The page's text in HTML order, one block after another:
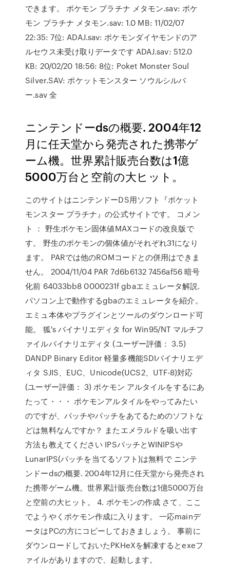
できます。 ポケモン プラチナ メタモン.sav: ポケ
モン プラチナ メタモン.sav: 1.0 MB: 11/02/07
22:35: 7位: ADAJ.sav: ポケモンダイヤモンドのア
ルセウス未受け取りデータです ADAJ.sav: 512.0
KB: 20/02/20 18:56: 8位: Poket Monster Soul
Silver.SAV: ポケットモンスター ソウルシルバ
ー.sav 全
ニンテンドーdsの概要. 2004年12
月に任天堂から発売された携帯ゲ
ーム機。世界累計販売台数は1億
5000万台と空前の大ヒット。
このサイトはニンテンドーDS用ソフト『ポケット
モンスター プラチナ』の公式サイトです。 コメン
ト ： 野生ポケモン固体値MAXコードの改良版で
す。 野生のポケモンの個体値がそれぞれ31になり
ます。 PARでは他のROMコードとの併用はできま
せん。 2004/11/04 PAR 7d6b6132 7456af56 暗号
化前 64033bb8 0000231f gbaエミュレータ解説.
パソコン上で動作するgbaのエミュレータを紹介。
エミュ本体やプラグインとツールのダウンロード可
能。 狐's バイナリエディタ for Win95/NT マルチフ
ァイルバイナリエディタ (ユーザー評価： 3.5)
DANDP Binary Editor 軽量多機能SDIバイナリエデ
ィタ SJIS、EUC、Unicode(UCS2、UTF-8)対応
(ユーザー評価： 3) ポケモン アルタイルをするにあ
たって・・・ ポケモンアルタイルをやってみたい
のですが、パッチやパッチをあてるためのソフトな
どは無料なんですか？ またエメラルドを吸い出す
方法も教えてください IPSパッチとWINIPSや
LunarIPS(パッチを当てるソフト)は無料で ニンテ
ンドーdsの概要. 2004年12月に任天堂から発売され
た携帯ゲーム機。世界累計販売台数は1億5000万台
と空前の大ヒット。 4. ポケモンの作成 さて、ここ
でようやくポケモン作成に入ります。 一応mainデ
ータはPCの方にコピーしておきましょう。 事前に
ダウンロードしておいたPKHeXを解凍するとexeフ
ァイルがありますので、起動します。